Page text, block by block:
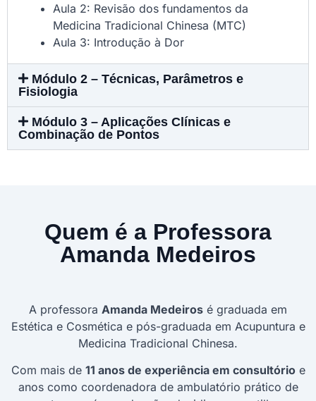
Aula 2: Revisão dos fundamentos da
Medicina Tradicional Chinesa (MTC)
Aula 3: Introdução à Dor
Módulo 2 – Técnicas, Parâmetros e
Fisiologia
Módulo 3 – Aplicações Clínicas e
Combinação de Pontos
Quem é a Professora
Amanda Medeiros
A professora Amanda Medeiros é graduada em
Estética e Cosmética e pós-graduada em Acupuntura e
Medicina Tradicional Chinesa.
Com mais de 11 anos de experiência em consultórioe
anos como coordenadora de ambulatório prático de